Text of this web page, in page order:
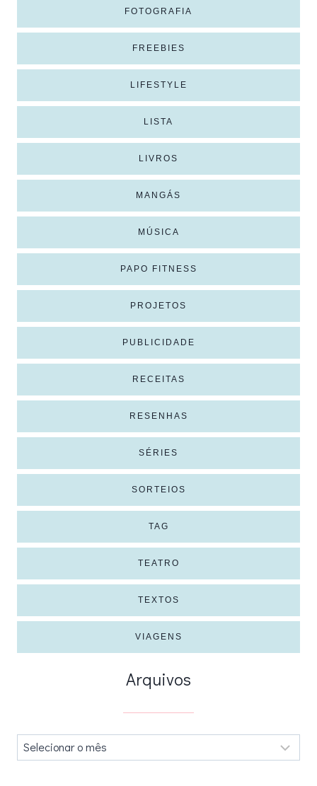
FOTOGRAFIA
FREEBIES
LIFESTYLE
LISTA
LIVROS
MANGÁS
MÚSICA
PAPO FITNESS
PROJETOS
PUBLICIDADE
RECEITAS
RESENHAS
SÉRIES
SORTEIOS
TAG
TEATRO
TEXTOS
VIAGENS
Arquivos
Arquivos